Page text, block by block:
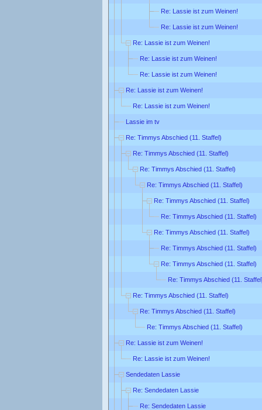
Re: Lassie ist zum Weinen!
Re: Lassie ist zum Weinen!
Re: Lassie ist zum Weinen!
Re: Lassie ist zum Weinen!
Re: Lassie ist zum Weinen!
Re: Lassie ist zum Weinen!
Re: Lassie ist zum Weinen!
Lassie im tv
Re: Timmys Abschied (11. Staffel)
Re: Timmys Abschied (11. Staffel)
Re: Timmys Abschied (11. Staffel)
Re: Timmys Abschied (11. Staffel)
Re: Timmys Abschied (11. Staffel)
Re: Timmys Abschied (11. Staffel)
Re: Timmys Abschied (11. Staffel)
Re: Timmys Abschied (11. Staffel)
Re: Timmys Abschied (11. Staffel)
Re: Timmys Abschied (11.
Re: Timmys Abschied (11. Staffel)
Re: Timmys Abschied (11. Staffel)
Re: Timmys Abschied (11. Staffel)
Re: Lassie ist zum Weinen!
Re: Lassie ist zum Weinen!
Sendedaten Lassie
Re: Sendedaten Lassie
Re: Sendedaten Lassie